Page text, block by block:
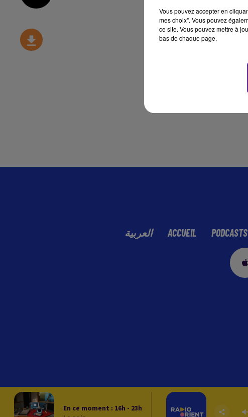
العربية ACCUEIL PODCASTS
En ce moment : 16h - 23h
Vous pouvez accepter en
mes choix". Vous pouvez
ce site. Vous pouvez mettre à
bas de chaque page.